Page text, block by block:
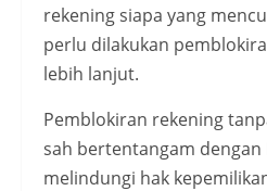
rekening siapa yang
perlu dilakukan
lebih lanjut.
Pemblokiran rekening
sah bertentangam dengan
melindungi hak